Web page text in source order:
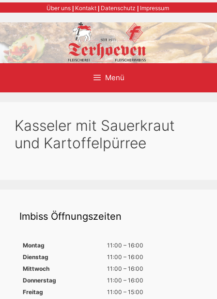
springen
Über uns Kontakt Datenschutz Impressum
Menü
Kasseler mit Sauerkraut
und Kartoffelpürree
Imbiss Öffnungszeiten
Montag
11:00 – 16:00
Dienstag
11:00 – 16:00
Mittwoch
11:00 – 16:00
Donnerstag
11:00 – 16:00
Freitag
11:00 – 15:00